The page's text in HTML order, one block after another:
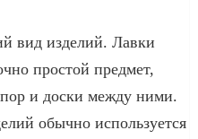
вид изделий. Лавки
простой предмет,
и доски между ними.
обычно используется